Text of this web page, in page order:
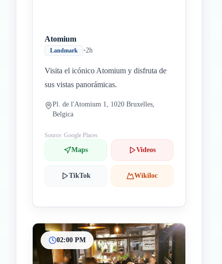
Atomium
Landmark •2h
Visita el icónico Atomium y disfruta de
sus vistas panorámicas.
Pl. de l'Atomium 1, 1020 Bruxelles,
Belgica
Source: Google Places
Maps Videos
TikTok Wikiloc
02:00 PM